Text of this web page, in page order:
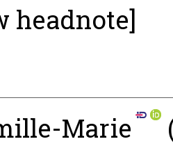
headnote]
Marie